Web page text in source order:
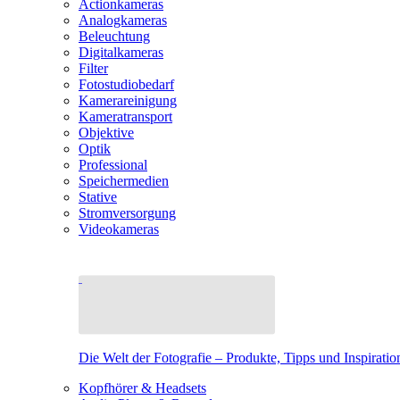
Actionkameras
Analogkameras
Beleuchtung
Digitalkameras
Filter
Fotostudiobedarf
Kamerareinigung
Kameratransport
Objektive
Optik
Professional
Speichermedien
Stative
Stromversorgung
Videokameras
Die Welt der Fotografie – Produkte, Tipps und
Kopfhörer & Headsets